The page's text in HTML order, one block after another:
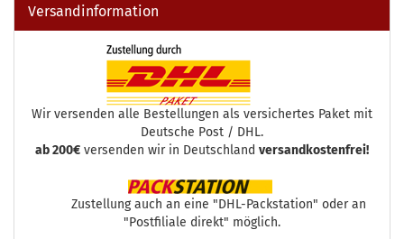
Versandinformation
Wir versenden alle Bestellungen als versichertes Paket mit
Deutsche Post / DHL.
ab 200€ versenden wir in Deutschland versandkostenfrei!
Zustellung auch an eine "DHL-Packstation" oder an
"Postfiliale direkt" möglich.